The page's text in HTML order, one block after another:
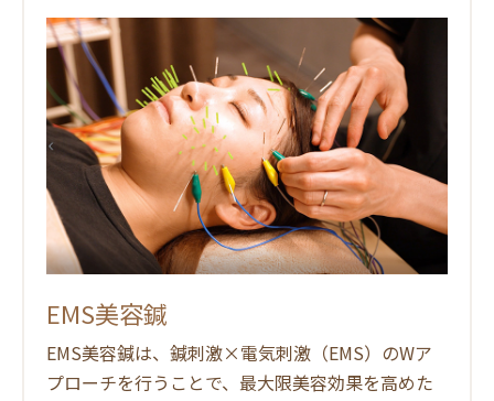
EMS美容鍼
EMS美容鍼は、鍼刺激×電気刺激（EMS）のWア
プローチを行うことで、最大限美容効果を高めた